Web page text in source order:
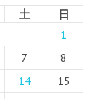
土 日
1
7
8
14
15